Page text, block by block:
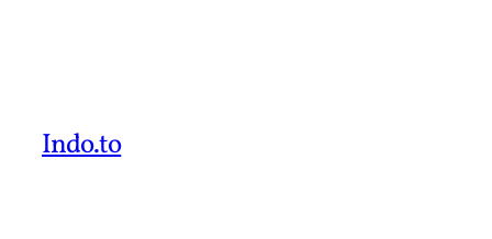
Indo.to